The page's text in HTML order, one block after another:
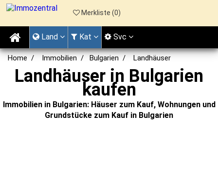
Home Immobilien Bulgarien Landhäuser
Landhäuser in Bulgarien
kaufen
Immobilien in Bulgarien: Häuser zum Kauf, Wohnungen und
Grundstücke zum Kauf in Bulgarien
Merkliste (0)
Land Kat Svc